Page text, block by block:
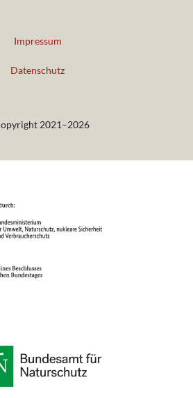
Impressum
Datenschutz
2021–2026